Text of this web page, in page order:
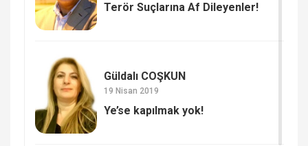
Terör Suçlarına Af Dileyenler!
Güldalı COŞKUN
19 Nisan 2019
Ye’se kapılmak yok!